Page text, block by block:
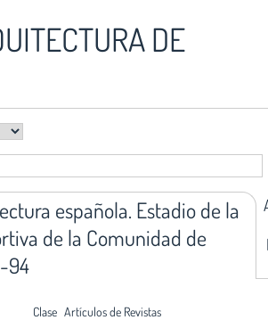
DE
española. Estadio de la
de la Comunidad de
94
Clase Artículos de Revistas